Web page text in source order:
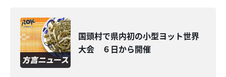
国頭村で県内初の小型ヨット世界
大会 ６日から開催